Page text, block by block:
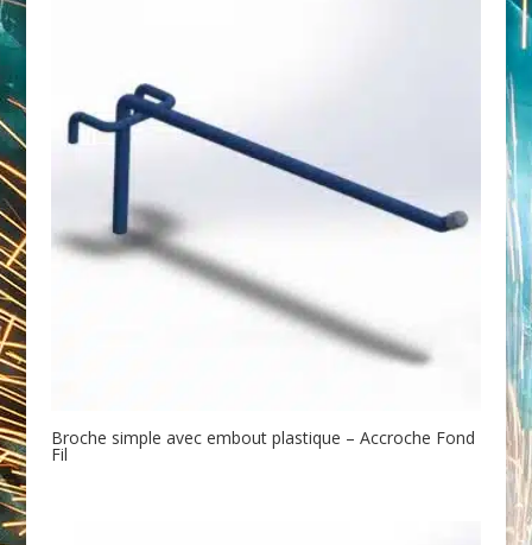
Broche simple avec embout plastique – Accroche Fond
Fil